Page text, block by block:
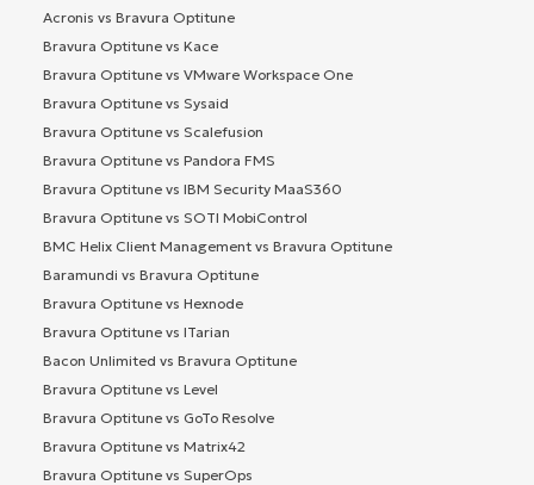
Acronis vs Bravura Optitune
Bravura Optitune vs Kace
Bravura Optitune vs VMware Workspace One
Bravura Optitune vs Sysaid
Bravura Optitune vs Scalefusion
Bravura Optitune vs Pandora FMS
Bravura Optitune vs IBM Security MaaS360
Bravura Optitune vs SOTI MobiControl
BMC Helix Client Management vs Bravura Optitune
Baramundi vs Bravura Optitune
Bravura Optitune vs Hexnode
Bravura Optitune vs ITarian
Bacon Unlimited vs Bravura Optitune
Bravura Optitune vs Level
Bravura Optitune vs GoTo Resolve
Bravura Optitune vs Matrix42
Bravura Optitune vs SuperOps